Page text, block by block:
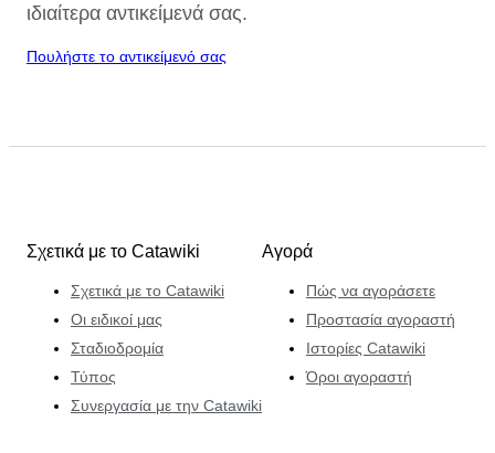
ιδιαίτερα αντικείμενά σας.
Πουλήστε το αντικείμενό σας
Σχετικά με το Catawiki
Σχετικά με το Catawiki
Οι ειδικοί μας
Σταδιοδρομία
Τύπος
Συνεργασία με την Catawiki
Αγορά
Πώς να αγοράσετε
Προστασία αγοραστή
Ιστορίες Catawiki
Όροι αγοραστή